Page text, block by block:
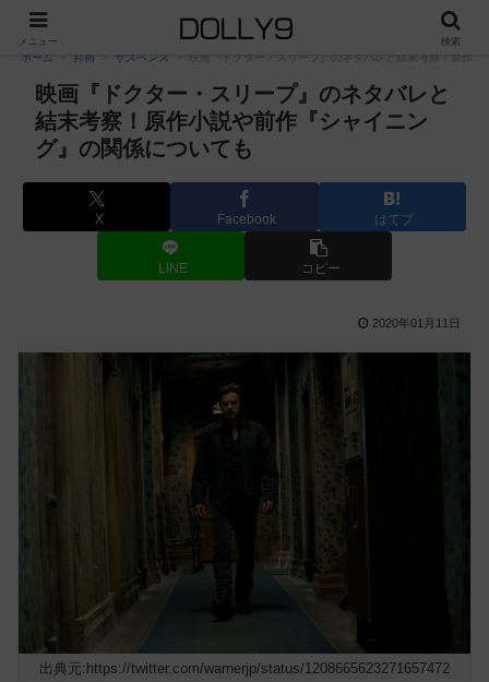
PR
ホーム 邦画 サスペンス 映画『ドクター・スリープ』のネタバレと結末考察！原作
映画『ドクター・スリープ』のネタバレと
結末考察！原作小説や前作『シャイニン
グ』の関係についても
X Facebook はてブ
LINE コピー
2020年01月11日
出典元:https://twitter.com/warnerjp/status/1208665623271657472
メニュー 検索